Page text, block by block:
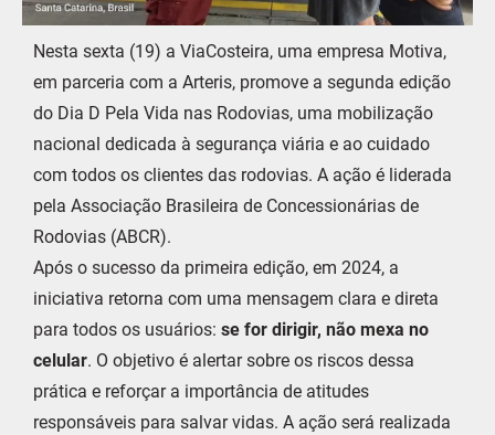
Nesta sexta (19) a ViaCosteira, uma empresa Motiva,
em parceria com a Arteris, promove a segunda edição
do Dia D Pela Vida nas Rodovias, uma mobilização
nacional dedicada à segurança viária e ao cuidado
com todos os clientes das rodovias. A ação é liderada
pela Associação Brasileira de Concessionárias de
Rodovias (ABCR).
Após o sucesso da primeira edição, em 2024, a
iniciativa retorna com uma mensagem clara e direta
para todos os usuários: se for dirigir, não mexa no
celular. O objetivo é alertar sobre os riscos dessa
prática e reforçar a importância de atitudes
responsáveis para salvar vidas. A ação será realizada